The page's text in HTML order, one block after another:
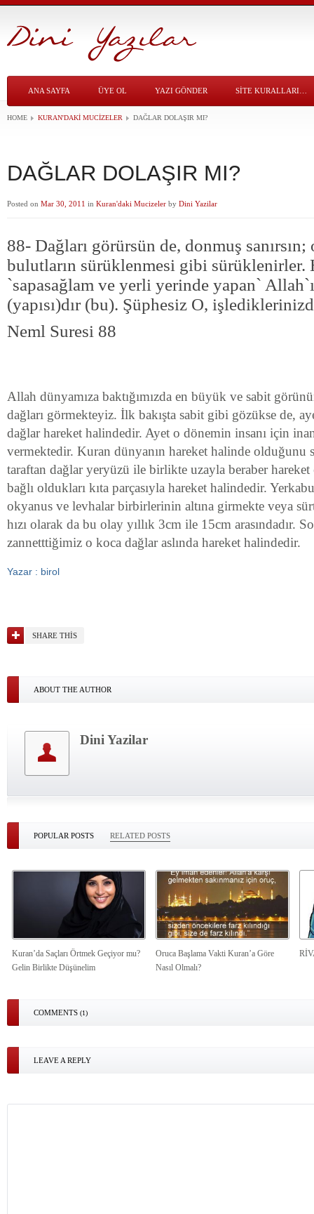
ANA SAYFA ÜYE OL YAZI GÖNDER SITE KURALLARI…
HOME KURAN'DAKI MUCIZELER DAĞLAR DOLAŞIR MI?
DAĞLAR DOLAŞIR MI?
Posted on Mar 30, 2011 in Kuran'daki Mucizeler by Dini Yazilar
88- Dağları görürsün de, donmuş sanırsın;
bulutların sürüklenmesi gibi sürüklenirler.
`sapasağlam ve yerli yerinde yapan`
(yapısı)dır (bu). Şüphesiz O,
Neml Suresi 88
Allah dünyamıza baktığımızda en büyük ve sabit
dağları görmekteyiz. İlk bakışta sabit gibi gözükse de,
dağlar hareket halindedir. Ayet o dönemin insanı için
vermektedir. Kuran dünyanın hareket halinde olduğunu
taraftan dağlar yeryüzü ile birlikte uzayla beraber hareket
bağlı oldukları kıta parçasıyla hareket halindedir.
okyanus ve levhalar birbirlerinin altına girmekte veya
hızı olarak da bu olay yıllık 3cm ile 15cm arasındadır.
zannetttiğimiz o koca dağlar aslında hareket halindedir.
Yazar : birol
SHARE THIS
ABOUT THE AUTHOR
Dini Yazilar
POPULAR POSTS RELATED POSTS
Kuran’da Saçları Örtmek Geçiyor mu?
Gelin Birlikte Düşünelim
Oruca Başlama Vakti Kuran’a Göre
Nasıl Olmalı?
COMMENTS (1)
LEAVE A REPLY